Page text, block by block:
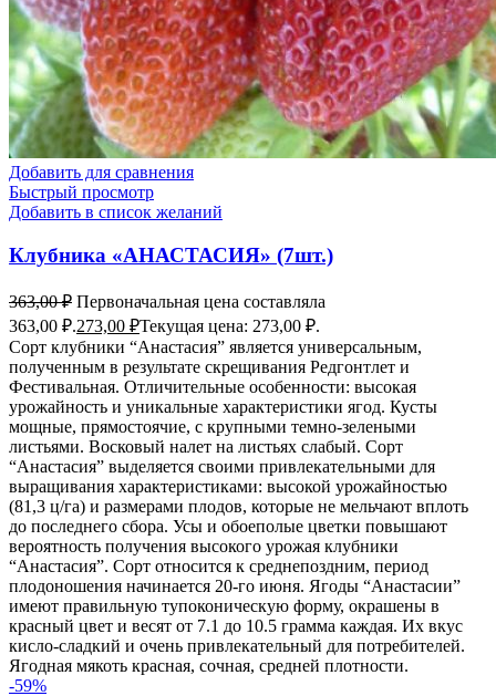
Добавить для сравнения
Быстрый просмотр
Добавить в список желаний
Клубника «АНАСТАСИЯ» (7шт.)
363,00₽ Первоначальная цена составляла
363,00 ₽.273,00 ₽Текущая цена: 273,00 ₽.
Сорт клубники “Анастасия” является универсальным,
полученным в результате скрещивания Редгонтлет и
Фестивальная. Отличительные особенности: высокая
урожайность и уникальные характеристики ягод. Кусты
мощные, прямостоячие, с крупными темно-зелеными
листьями. Восковый налет на листьях слабый. Сорт
“Анастасия” выделяется своими привлекательными для
выращивания характеристиками: высокой урожайностью
(81,3 ц/га) и размерами плодов, которые не мельчают вплоть
до последнего сбора. Усы и обоеполые цветки повышают
вероятность получения высокого урожая клубники
“Анастасия”. Сорт относится к среднепоздним, период
плодоношения начинается 20-го июня. Ягоды “Анастасии”
имеют правильную тупоконическую форму, окрашены в
красный цвет и весят от 7.1 до 10.5 грамма каждая. Их вкус
кисло-сладкий и очень привлекательный для потребителей.
Ягодная мякоть красная, сочная, средней плотности.
-59%